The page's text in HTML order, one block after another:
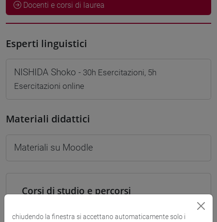
Docenti e corsi di laurea
Esperti linguistici
NISHIDA Shoko - 30h Esercitazioni, 5h
Esercitazioni online
Materiali didattici
Materiali su Moodle
Corsi di studio e percorsi
E DELL'AFRICA MEDITERRANEA - Laurea
chiudendo la finestra si accettano automaticamente solo i